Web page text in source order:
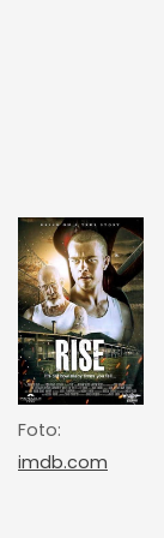
Foto:
imdb.com